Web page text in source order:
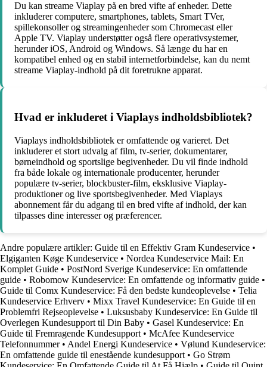
Du kan streame Viaplay på en bred vifte af enheder. Dette
inkluderer computere, smartphones, tablets, Smart TVer,
spillekonsoller og streamingenheder som Chromecast eller
Apple TV. Viaplay understøtter også flere operativsystemer,
herunder iOS, Android og Windows. Så længe du har en
kompatibel enhed og en stabil internetforbindelse, kan du nemt
streame Viaplay-indhold på dit foretrukne apparat.
Hvad er inkluderet i Viaplays indholdsbibliotek?
Viaplays indholdsbibliotek er omfattende og varieret. Det
inkluderer et stort udvalg af film, tv-serier, dokumentarer,
børneindhold og sportslige begivenheder. Du vil finde indhold
fra både lokale og internationale producenter, herunder
populære tv-serier, blockbuster-film, eksklusive Viaplay-
produktioner og live sportsbegivenheder. Med Viaplays
abonnement får du adgang til en bred vifte af indhold, der kan
tilpasses dine interesser og præferencer.
Andre populære artikler: Guide til en Effektiv Gram Kundeservice •
Elgiganten Køge Kundeservice • Nordea Kundeservice Mail: En
Komplet Guide • PostNord Sverige Kundeservice: En omfattende
guide • Robomow Kundeservice: En omfattende og informativ guide •
Guide til Comx Kundeservice: Få den bedste kundeoplevelse • Telia
Kundeservice Erhverv • Mixx Travel Kundeservice: En Guide til en
Problemfri Rejseoplevelse • Luksusbaby Kundeservice: En Guide til
Overlegen Kundesupport til Din Baby • Gasel Kundeservice: En
Guide til Fremragende Kundesupport • McAfee Kundeservice
Telefonnummer• Andel Energi Kundeservice • Vølund Kundeservice:
En omfattende guide til enestående kundesupport • Go Strøm